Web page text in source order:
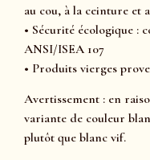
au cou, à la ceinture et
• Sécurité écologique :
ANSI/ISEA 107
• Produits vierges
Avertissement : en
variante de couleur
plutôt que blanc vif.